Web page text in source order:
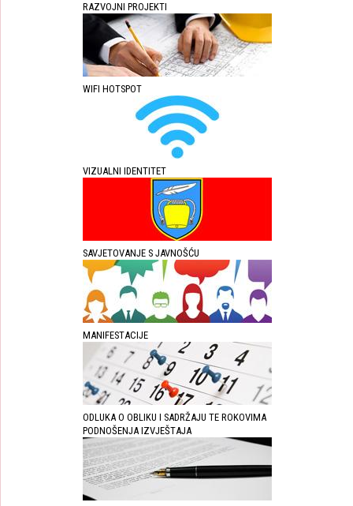
RAZVOJNI PROJEKTI
WIFI HOTSPOT
VIZUALNI IDENTITET
SAVJETOVANJE S JAVNOŠĆU
MANIFESTACIJE
ODLUKA O OBLIKU I SADRŽAJU TE ROKOVIMA
PODNOŠENJA IZVJEŠTAJA